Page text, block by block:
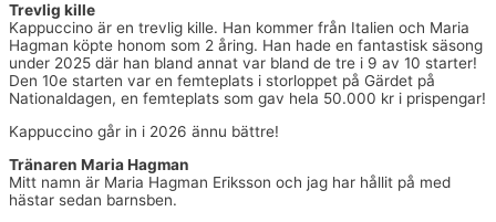
Trevlig kille
Kappuccino är en trevlig kille. Han kommer från Italien och Maria
Hagman köpte honom som 2 åring. Han hade en fantastisk säsong
under 2025 där han bland annat var bland de tre i 9 av 10 starter!
Den 10e starten var en femteplats i storloppet på Gärdet på
Nationaldagen, en femteplats som gav hela 50.000 kr i prispengar!
Kappuccino går in i 2026 ännu bättre!
Tränaren Maria Hagman
Mitt namn är Maria Hagman Eriksson och jag har hållit på med
hästar sedan barnsben.